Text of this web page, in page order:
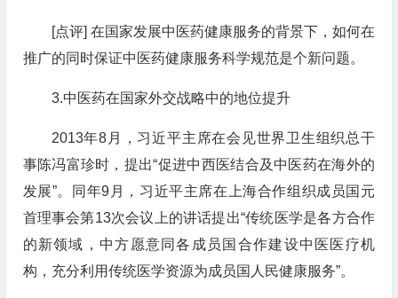
[点评] 在国家发展中医药健康服务的背景下，如何在
推广的同时保证中医药健康服务科学规范是个新问题。
3.中医药在国家外交战略中的地位提升
2013年8月，习近平主席在会见世界卫生组织总干
事陈冯富珍时，提出“促进中西医结合及中医药在海外的
发展”。同年9月，习近平主席在上海合作组织成员国元
首理事会第13次会议上的讲话提出“传统医学是各方合作
的新领域，中方愿意同各成员国合作建设中医医疗机
构，充分利用传统医学资源为成员国人民健康服务”。